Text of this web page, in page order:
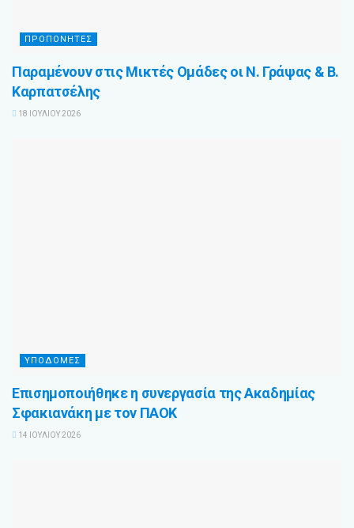
ΠΡΟΠΟΝΗΤΈΣ
Παραμένουν στις Μικτές Ομάδες οι Ν. Γράψας & Β.
Καρπατσέλης
18 ΙΟΥΛΊΟΥ 2026
ΥΠΟΔΟΜΈΣ
Επισημοποιήθηκε η συνεργασία της Ακαδημίας
Σφακιανάκη με τον ΠΑΟΚ
14 ΙΟΥΛΊΟΥ 2026